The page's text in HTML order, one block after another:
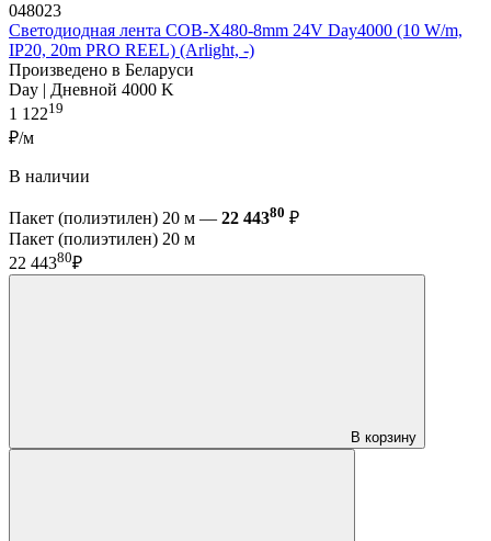
048023
Светодиодная лента COB-X480-8mm 24V Day4000 (10 W/m,
IP20, 20m PRO REEL) (Arlight, -)
Произведено в Беларуси
Day | Дневной 4000 K
1 12219
₽/м
В наличии
Пакет (полиэтилен) 20 м — 22 44380 ₽
Пакет (полиэтилен) 20 м
22 44380₽
В корзину